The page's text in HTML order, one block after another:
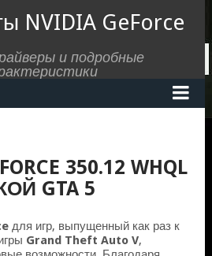
NVIDIA GeForce
и подробные
350.12 WHQL
GTA 5
для игр, выпущенный как раз к
Grand Theft Auto V,